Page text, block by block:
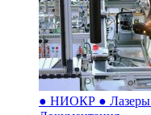
● НИОКР ● Лазеры